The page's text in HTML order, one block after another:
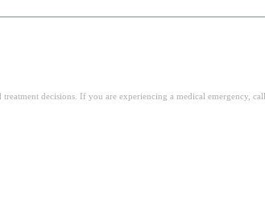
decisions. If you are experiencing a medical emergency,